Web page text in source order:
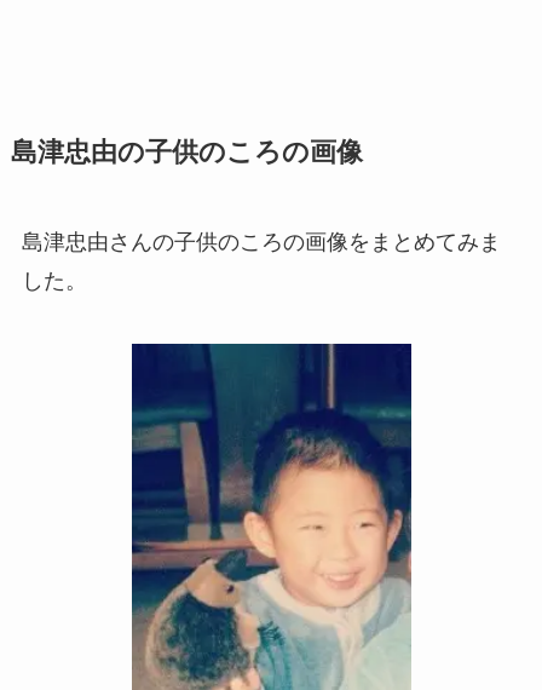
島津忠由の子供のころの画像
島津忠由さんの子供のころの画像をまとめてみま
した。